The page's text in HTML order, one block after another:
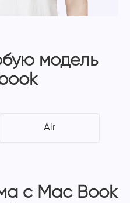
модель
Air
с Mac Book